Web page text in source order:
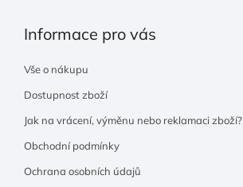
Informace pro vás
Vše o nákupu
Dostupnost zboží
Jak na vrácení, výměnu nebo reklamaci zboží?
Obchodní podmínky
Ochrana osobních údajů